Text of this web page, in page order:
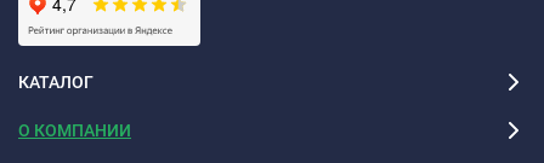
КАТАЛОГ
О КОМПАНИИ